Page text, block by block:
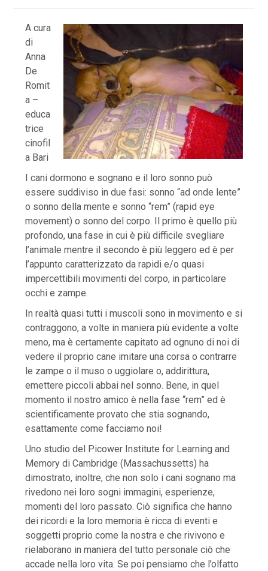
A cura
di
Anna
De
Romit
a –
educa
trice
cinofil
a Bari
I cani dormono e sognano e il loro sonno può
essere suddiviso in due fasi: sonno “ad onde lente”
o sonno della mente e sonno “rem” (rapid eye
movement) o sonno del corpo. Il primo è quello più
profondo, una fase in cui è più difficile svegliare
l’animale mentre il secondo è più leggero ed è per
l’appunto caratterizzato da rapidi e/o quasi
impercettibili movimenti del corpo, in particolare
occhi e zampe.
In realtà quasi tutti i muscoli sono in movimento e si
contraggono, a volte in maniera più evidente a volte
meno, ma è certamente capitato ad ognuno di noi di
vedere il proprio cane imitare una corsa o contrarre
le zampe o il muso o uggiolare o, addirittura,
emettere piccoli abbai nel sonno. Bene, in quel
momento il nostro amico è nella fase “rem” ed è
scientificamente provato che stia sognando,
esattamente come facciamo noi!
Uno studio del Picower Institute for Learning and
Memory di Cambridge (Massachussetts) ha
dimostrato, inoltre, che non solo i cani sognano ma
rivedono nei loro sogni immagini, esperienze,
momenti del loro passato. Ciò significa che hanno
dei ricordi e la loro memoria è ricca di eventi e
soggetti proprio come la nostra e che rivivono e
rielaborano in maniera del tutto personale ciò che
accade nella loro vita. Se poi pensiamo che l’olfatto